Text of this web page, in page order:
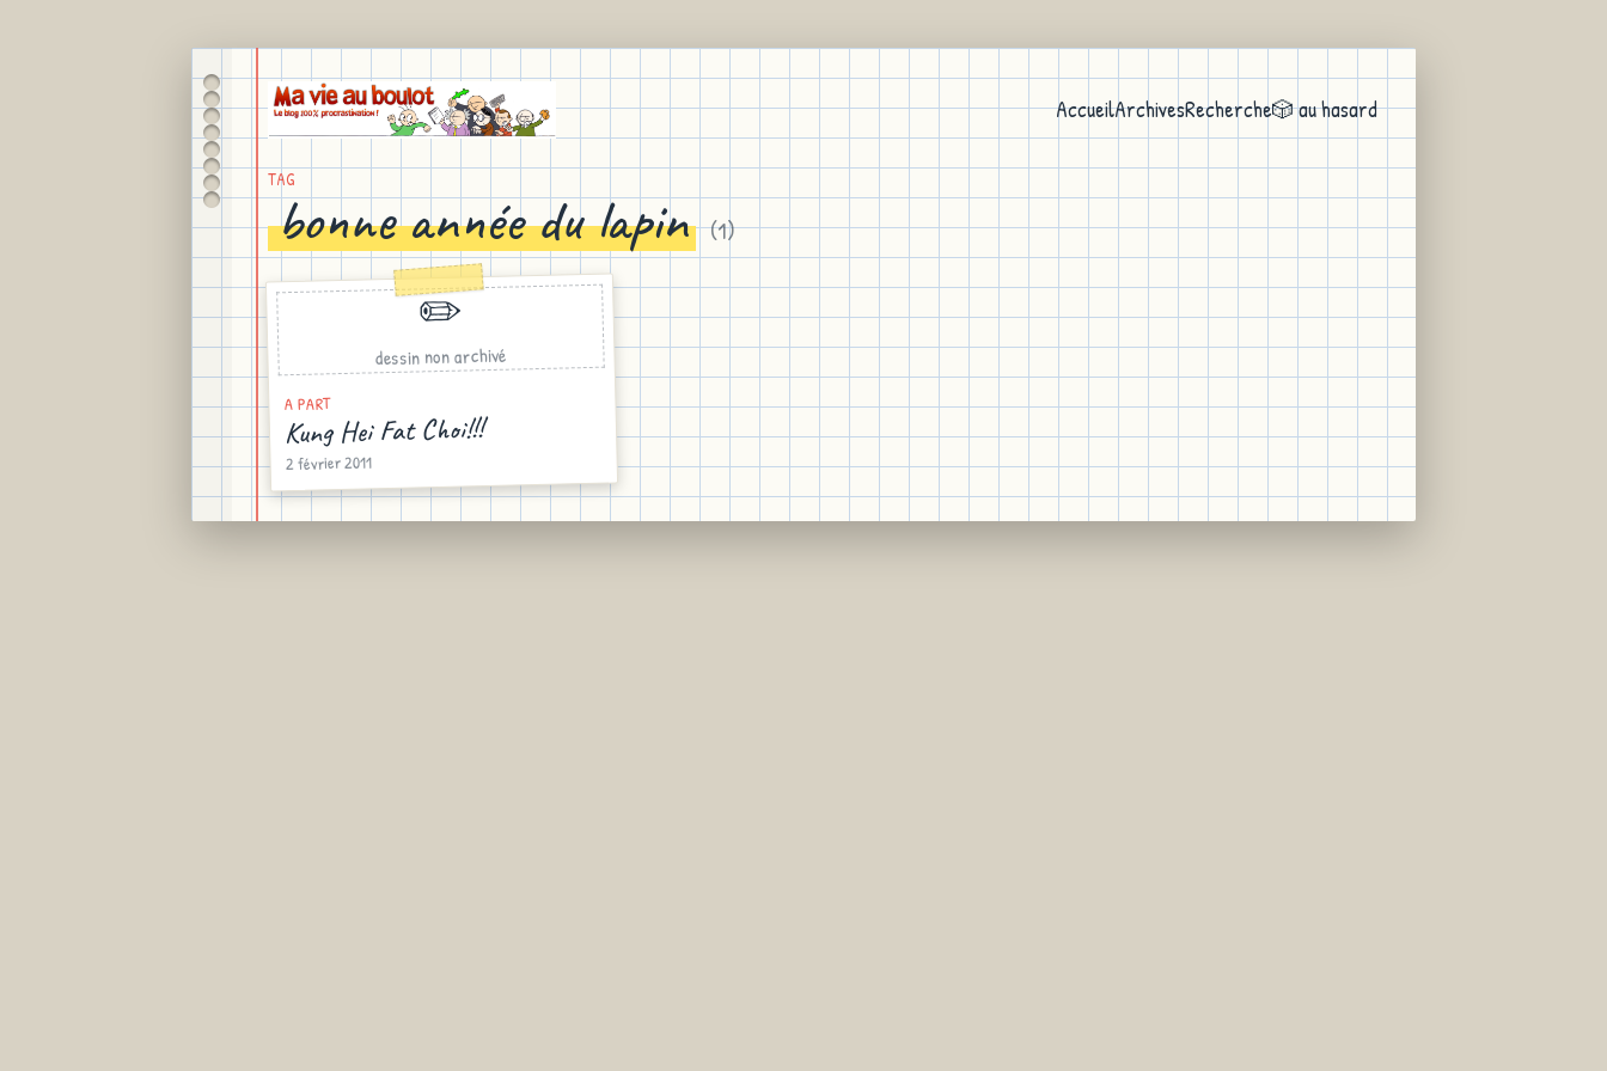
AccueilArchivesRecherche🎲 au hasard
TAG
bonne année du lapin (1)
✏️
dessin non archivé
A PART
Kung Hei Fat Choi!!!
2 février 2011